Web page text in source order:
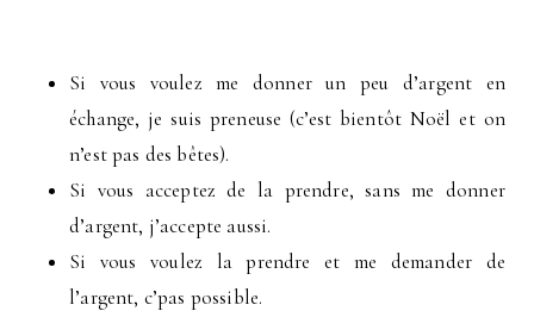
Si vous voulez me donner un peu d’argent en
échange, je suis preneuse (c’est bientôt Noël et on
n’est pas des bêtes).
Si vous acceptez de la prendre, sans me donner
d’argent, j’accepte aussi.
Si vous voulez la prendre et me demander de
l’argent, c’pas possible.